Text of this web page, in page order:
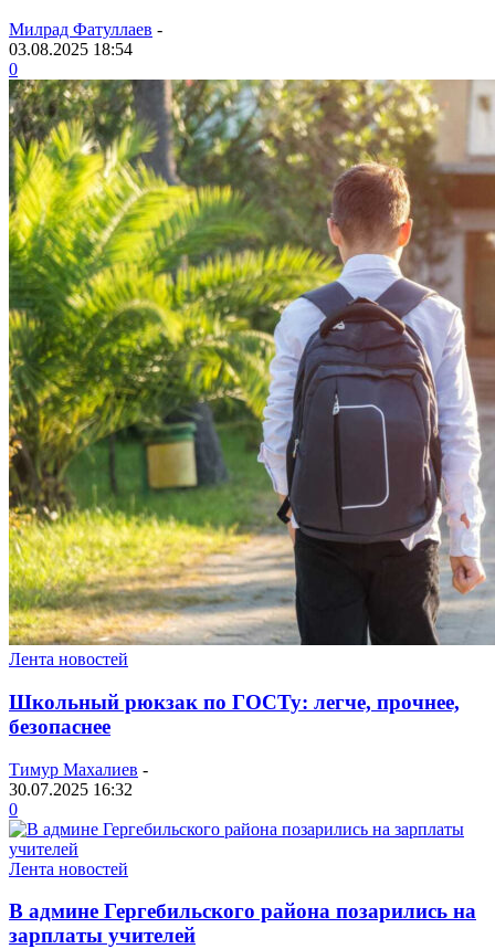
Милрад Фатуллаев -
03.08.2025 18:54
0
Лента новостей
Школьный рюкзак по ГОСТу: легче, прочнее,
безопаснее
Тимур Махалиев -
30.07.2025 16:32
0
Лента новостей
В админе Гергебильского района позарились на
зарплаты учителей